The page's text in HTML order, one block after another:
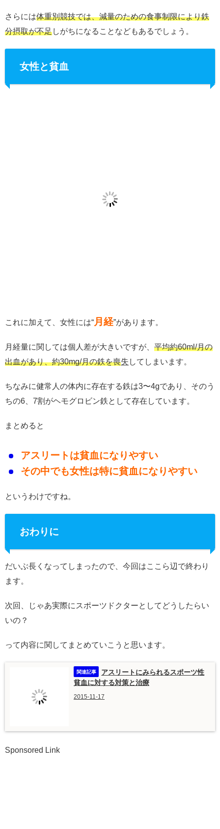
さらには体重別競技では、減量のための食事制限により鉄
分摂取が不足しがちになることなどもあるでしょう。
女性と貧血
これに加えて、女性には“ 月経”があります。
月経量に関しては個人差が大きいですが、 平均約60ml/月の
出血があり、約30mg/月の鉄を喪失 してしまいます。
ちなみに健常人の体内に存在する鉄は3〜4gであり、そのう
ちの6、7割がヘモグロビン鉄として存在しています。
まとめると
アスリートは貧血になりやすい
その中でも女性は特に貧血になりやすい
というわけですね。
おわりに
だいぶ長くなってしまったので、今回はここら辺で終わり
ます。
次回、じゃあ実際にスポーツドクターとしてどうしたらい
いの？
って内容に関してまとめていこうと思います。
アスリートにみられるスポーツ性
貧血に対する対策と治療
2015-11-17
Sponsored Link